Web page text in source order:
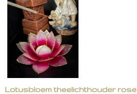
Lotusbloem theelichthouder rose